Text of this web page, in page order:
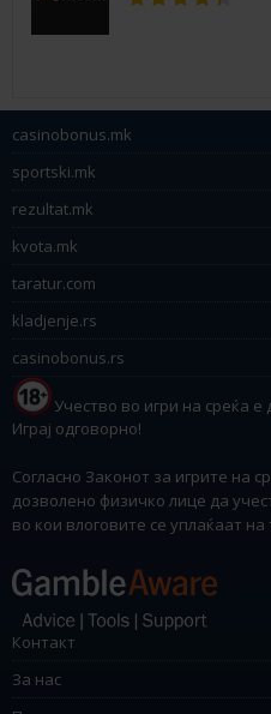
casinobonus.mk
sportski.mk
rezultat.mk
kvota.mk
taratur.com
kladjenje.rs
casinobonus.rs
Учество во игри на среќа е
Играј одговорно!
Согласно Законот за игрите на
дозволено физичко лице да
во кои влоговите се уплаќаат
Контакт
За нас